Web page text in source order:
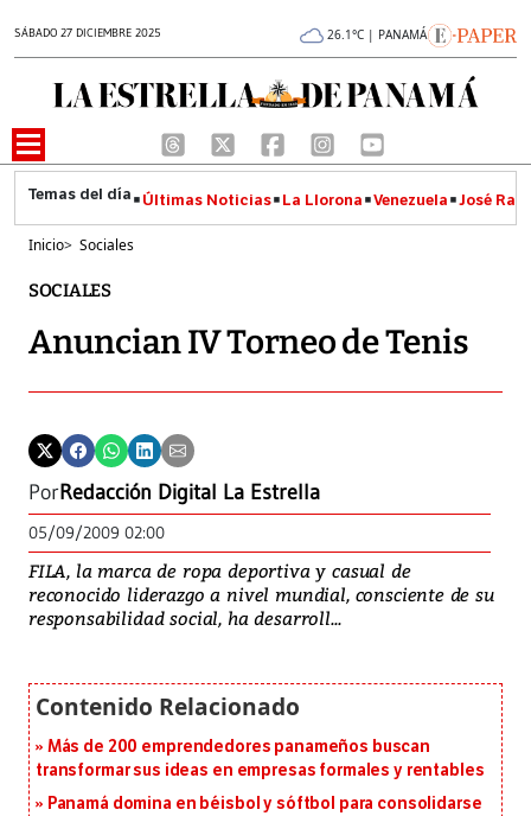
SÁBADO 27 DICIEMBRE 2025 26.1°C | PANAMÁ
Últimas Noticias La Llorona Venezuela José
Inicio> Sociales
SOCIALES
Anuncian IV Torneo de Tenis
PorRedacción Digital La Estrella
05/09/2009 02:00
FILA, la marca de ropa deportiva y casual de
reconocido liderazgo a nivel mundial, consciente de su
responsabilidad social, ha desarroll...
Más de 200 emprendedores panameños buscan
transformar sus ideas en empresas formales y rentables
Panamá domina en béisbol y sóftbol para consolidarse